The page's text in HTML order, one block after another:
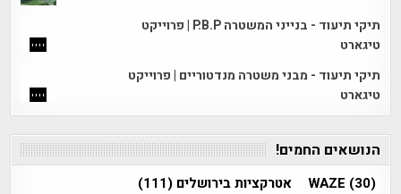
תיקי תיעוד - בנייני המשטרה P.B.P | פרוייקט
טיגארט
תיקי תיעוד - מבני משטרה מנדטוריים | פרוייקט
טיגארט
הנושאים החמים!
WAZE (30) אטרקציות בירושלים (111)